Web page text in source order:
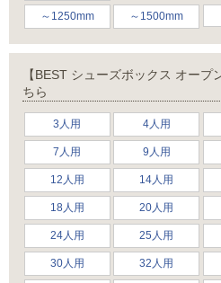
～1250mm ～1500mm
【BEST シューズボックス オープ
ちら
3人用 4人用
7人用 9人用
12人用 14人用
18人用 20人用
24人用 25人用
30人用 32人用